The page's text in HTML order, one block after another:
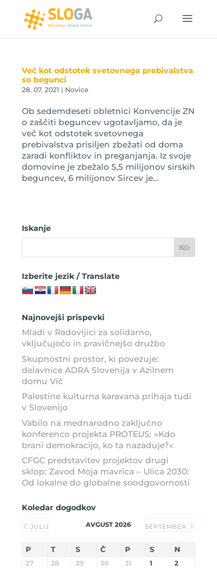
Več kot odstotek svetovnega prebivalstva
so begunci
28. 07. 2021 | Novice
Ob sedemdeseti obletnici Konvencije ZN
o zaščiti beguncev ugotavljamo, da je
več kot odstotek svetovnega
prebivalstva prisiljen zbežati od doma
zaradi konfliktov in preganjanja. Iz svoje
domovine je zbežalo 5,5 milijonov sirskih
beguncev, 6 milijonov Sircev je...
Iskanje
Izberite jezik / Translate
Najnovejši prispevki
Mladi v Radovljici za solidarno,
vključujočo in pravičnejšo družbo
Skupnostni prostor, ki povezuje:
delavnice ADRA Slovenija v Azilnem
domu Vič
Palestine kulturna karavana prihaja tudi
v Slovenijo
Vabilo na mednarodno zaključno
konferenco projekta PROTEUS: »Kdo
brani demokracijo, ko ta nazaduje?«
CFGC predstavitev projektov drugi
sklop: Zavod Moja mavrica – Ulica 2030:
Od lokalne do globalne soodgovornosti
Koledar dogodkov
JULIJ AVGUST 2026 SEPTEMBER
P T S Č P S N
27 28 29 30 31 1 2